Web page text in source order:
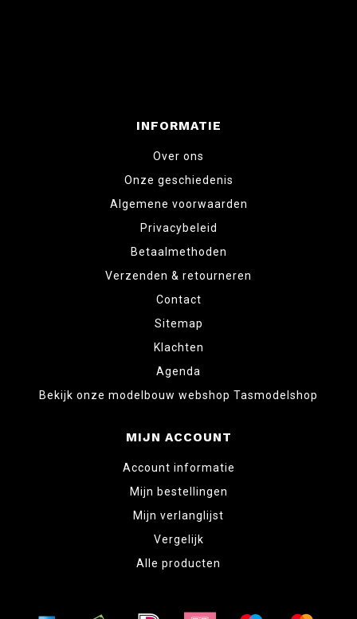
INFORMATIE
Over ons
Onze geschiedenis
Algemene voorwaarden
Privacybeleid
Betaalmethoden
Verzenden & retourneren
Contact
Sitemap
Klachten
Agenda
Bekijk onze modelbouw webshop Tasmodelshop
MIJN ACCOUNT
Account informatie
Mijn bestellingen
Mijn verlanglijst
Vergelijk
Alle producten